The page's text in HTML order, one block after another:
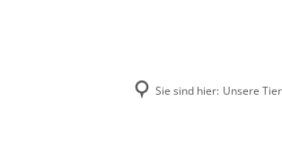
Aktuelles
Sie sind hier: Unsere